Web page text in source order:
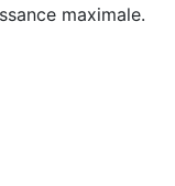
maximale.